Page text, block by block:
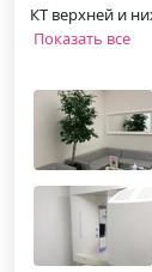
КТ верхней и
Показать все